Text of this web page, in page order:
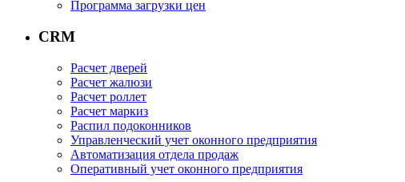
Программа загрузки цен
CRM
Расчет дверей
Расчет жалюзи
Расчет роллет
Расчет маркиз
Распил подоконников
Управленческий учет оконного предприятия
Автоматизация отдела продаж
Оперативный учет оконного предприятия